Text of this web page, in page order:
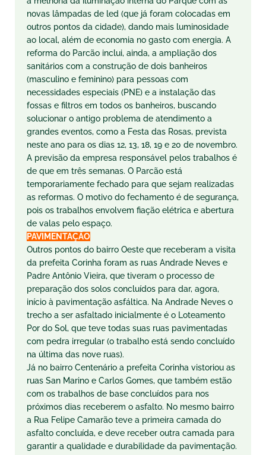
novas lâmpadas de led (que já foram colocadas em
outros pontos da cidade), dando mais luminosidade
ao local, além de economia no gasto com energia. A
reforma do Parcão inclui, ainda, a ampliação dos
sanitários com a construção de dois banheiros
(masculino e feminino) para pessoas com
necessidades especiais (PNE) e a instalação das
fossas e filtros em todos os banheiros, buscando
solucionar o antigo problema de atendimento a
grandes eventos, como a Festa das Rosas, prevista
neste ano para os dias 12, 13, 18, 19 e 20 de novembro.
A previsão da empresa responsável pelos trabalhos é
de que em três semanas. O Parcão está
temporariamente fechado para que sejam realizadas
as reformas. O motivo do fechamento é de segurança,
pois os trabalhos envolvem fiação elétrica e abertura
de valas pelo espaço.
PAVIMENTAÇÃO
Outros pontos do bairro Oeste que receberam a visita
da prefeita Corinha foram as ruas Andrade Neves e
Padre Antônio Vieira, que tiveram o processo de
preparação dos solos concluídos para dar, agora,
início à pavimentação asfáltica. Na Andrade Neves o
trecho a ser asfaltado inicialmente é o Loteamento
Por do Sol, que teve todas suas ruas pavimentadas
com pedra irregular (o trabalho está sendo concluído
na última das nove ruas).
Já no bairro Centenário a prefeita Corinha vistoriou as
ruas San Marino e Carlos Gomes, que também estão
com os trabalhos de base concluídos para nos
próximos dias receberem o asfalto. No mesmo bairro
a Rua Felipe Camarão teve a primeira camada do
asfalto concluída, e deve receber outra camada para
garantir a qualidade e durabilidade da pavimentação.